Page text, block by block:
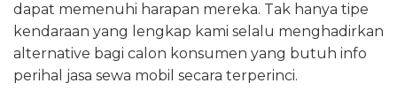
dapat memenuhi harapan mereka. Tak hanya tipe
kendaraan yang lengkap kami selalu menghadirkan
alternative bagi calon konsumen yang butuh info
perihal jasa sewa mobil secara terperinci.